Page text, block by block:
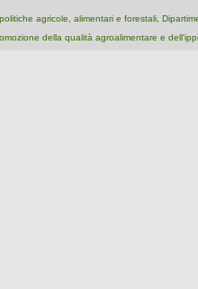
agricole, alimentari e forestali,
della qualità agroalimentare e